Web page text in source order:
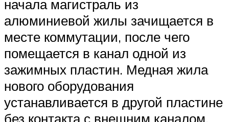
начала магистраль из
алюминиевой жилы зачищается в
месте коммутации, после чего
помещается в канал одной из
зажимных пластин. Медная жила
нового оборудования
устанавливается в другой пластине
без контакта с внешним каналом.